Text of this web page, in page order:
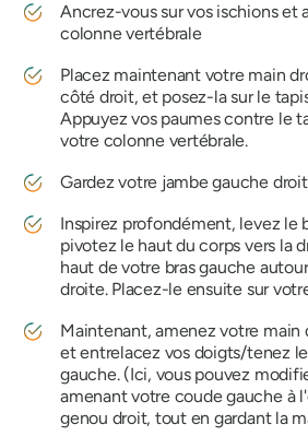
Ancrez-vous sur vos ischions et
colonne vertébrale
Placez maintenant votre main
côté droit, et posez-la sur le
Appuyez vos paumes contre le
votre colonne vertébrale.
Gardez votre jambe gauche
Inspirez profondément, levez le
pivotez le haut du corps vers la
haut de votre bras gauche
droite. Placez-le ensuite sur
Maintenant, amenez votre main
et entrelacez vos doigts/tenez
gauche. (Ici, vous pouvez
amenant votre coude gauche à
genou droit, tout en gardant la